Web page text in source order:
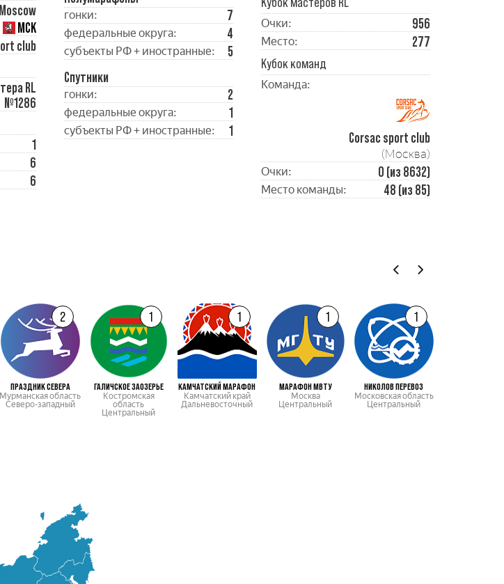
Moscow
МСК
club
RL
№1286
1
6
6
гонки: 7
федеральные округа: 4
субъекты РФ + иностранные:
5
Спутники
гонки: 2
федеральные округа: 1
субъекты РФ + иностранные: 1
Очки: 956
Место:
277
Кубок команд
Команда:
Corsac sport club
(Москва)
Очки: 0 (из 8632)
Место команды: 48 (из 85)
2
ПРАЗДНИК СЕВЕРА
Мурманская область
Северо-западный
1
ГАЛИЧСКОЕ ЗАОЗЕРЬЕ
Костромская
область
Центральный
1
КАМЧАТСКИЙ МАРАФОН
Камчатский край
Дальневосточный
1
МАРАФОН МВТУ
Москва
Центральный
1
НИКОЛОВ ПЕРЕВОЗ
Московская область
Центральный